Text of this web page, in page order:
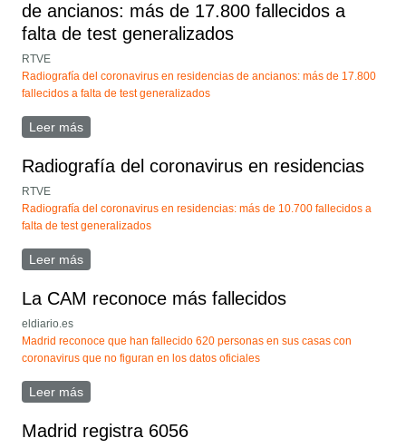
de ancianos: más de 17.800 fallecidos a
falta de test generalizados
RTVE
Radiografía del coronavirus en residencias de ancianos: más de 17.800
fallecidos a falta de test generalizados
Leer más
generalizados
Radiografía del coronavirus en residencias
RTVE
Radiografía del coronavirus en residencias: más de 10.700 fallecidos a
falta de test generalizados
Leer más
La CAM reconoce más fallecidos
eldiario.es
Madrid reconoce que han fallecido 620 personas en sus casas con
coronavirus que no figuran en los datos oficiales
Leer más
Madrid registra 6056